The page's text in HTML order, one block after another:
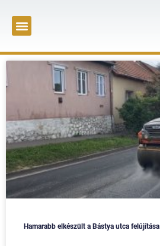
Hamarabb elkészült a Bástya utca felújítása